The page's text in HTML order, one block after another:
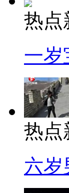
热点
一岁
热点
六岁